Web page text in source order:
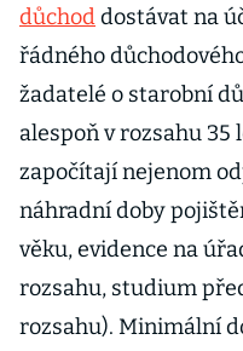
důchoddostávat na
řádného
žadatelé o starobní
alespoň v rozsahu 35
započítají nejenom
náhradní doby
věku, evidence na
rozsahu, studium
rozsahu). Minimální